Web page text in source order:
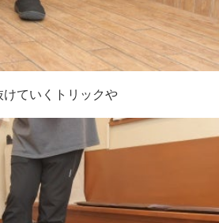
ていくトリックや